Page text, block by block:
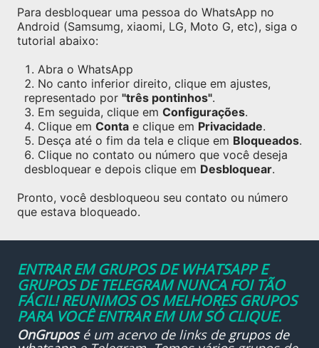
Para desbloquear uma pessoa do WhatsApp no
Android (Samsumg, xiaomi, LG, Moto G, etc), siga o
tutorial abaixo:
Abra o WhatsApp
No canto inferior direito, clique em ajustes,
representado por "três pontinhos".
Em seguida, clique em Configurações.
Clique em Conta e clique em Privacidade.
Desça até o fim da tela e clique em Bloqueados.
Clique no contato ou número que você deseja
desbloquear e depois clique em Desbloquear.
Pronto, você desbloqueou seu contato ou número
que estava bloqueado.
ENTRAR EM GRUPOS DE WHATSAPP E
GRUPOS DE TELEGRAM NUNCA FOI TÃO
FÁCIL! REUNIMOS OS MELHORES GRUPOS
PARA VOCÊ ENTRAR EM UM SÓ CLIQUE.
OnGruposé um acervo de links de grupos de